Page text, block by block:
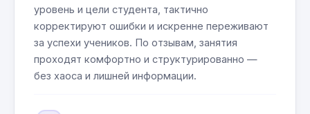
уровень и цели студента, тактично
корректируют ошибки и искренне переживают
за успехи учеников. По отзывам, занятия
проходят комфортно и структурированно —
без хаоса и лишней информации.